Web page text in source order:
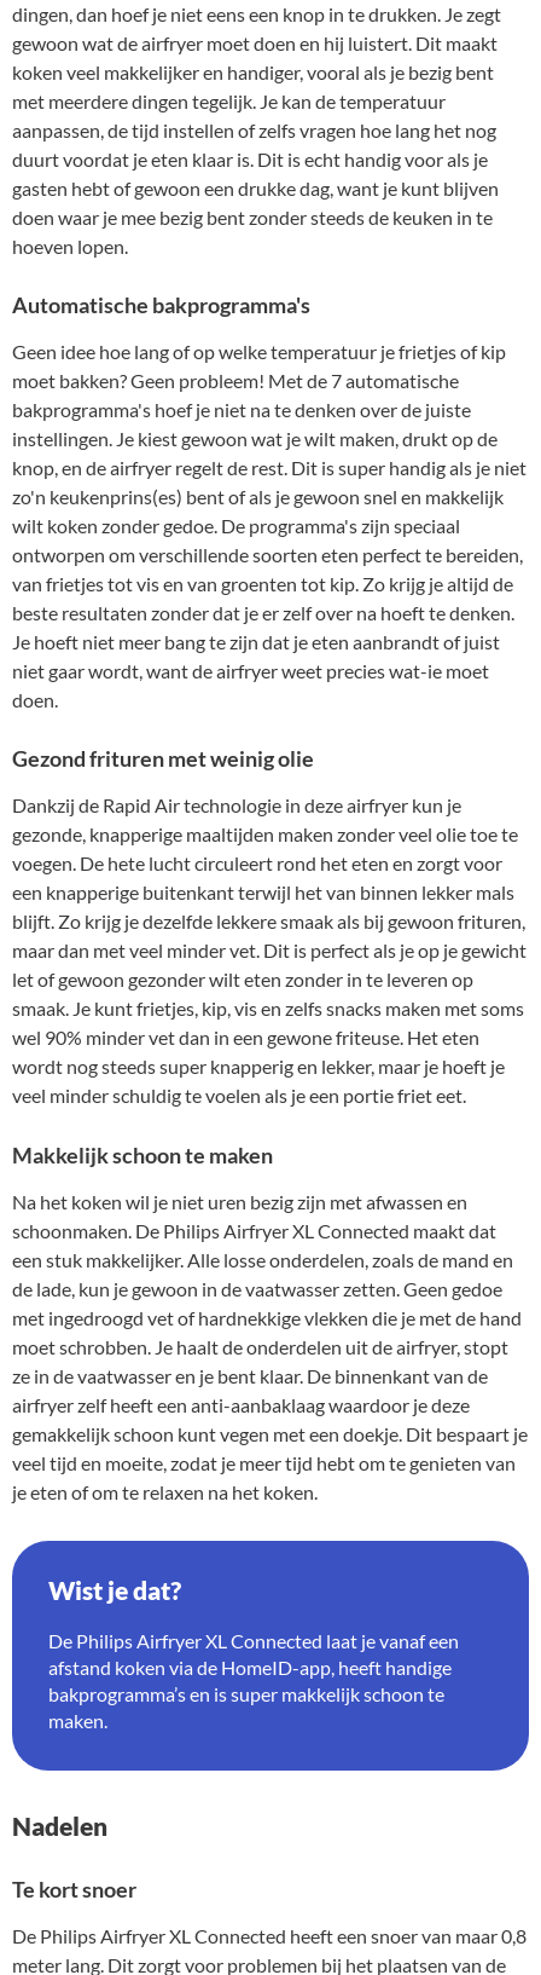
dingen, dan hoef je niet eens een knop in te drukken. Je zegt
gewoon wat de airfryer moet doen en hij luistert. Dit maakt
koken veel makkelijker en handiger, vooral als je bezig bent
met meerdere dingen tegelijk. Je kan de temperatuur
aanpassen, de tijd instellen of zelfs vragen hoe lang het nog
duurt voordat je eten klaar is. Dit is echt handig voor als je
gasten hebt of gewoon een drukke dag, want je kunt blijven
doen waar je mee bezig bent zonder steeds de keuken in te
hoeven lopen.
Automatische bakprogramma's
Geen idee hoe lang of op welke temperatuur je frietjes of kip
moet bakken? Geen probleem! Met de 7 automatische
bakprogramma's hoef je niet na te denken over de juiste
instellingen. Je kiest gewoon wat je wilt maken, drukt op de
knop, en de airfryer regelt de rest. Dit is super handig als je niet
zo'n keukenprins(es) bent of als je gewoon snel en makkelijk
wilt koken zonder gedoe. De programma's zijn speciaal
ontworpen om verschillende soorten eten perfect te bereiden,
van frietjes tot vis en van groenten tot kip. Zo krijg je altijd de
beste resultaten zonder dat je er zelf over na hoeft te denken.
Je hoeft niet meer bang te zijn dat je eten aanbrandt of juist
niet gaar wordt, want de airfryer weet precies wat-ie moet
doen.
Gezond frituren met weinig olie
Dankzij de Rapid Air technologie in deze airfryer kun je
gezonde, knapperige maaltijden maken zonder veel olie toe te
voegen. De hete lucht circuleert rond het eten en zorgt voor
een knapperige buitenkant terwijl het van binnen lekker mals
blijft. Zo krijg je dezelfde lekkere smaak als bij gewoon frituren,
maar dan met veel minder vet. Dit is perfect als je op je gewicht
let of gewoon gezonder wilt eten zonder in te leveren op
smaak. Je kunt frietjes, kip, vis en zelfs snacks maken met soms
wel 90% minder vet dan in een gewone friteuse. Het eten
wordt nog steeds super knapperig en lekker, maar je hoeft je
veel minder schuldig te voelen als je een portie friet eet.
Makkelijk schoon te maken
Na het koken wil je niet uren bezig zijn met afwassen en
schoonmaken. De Philips Airfryer XL Connected maakt dat
een stuk makkelijker. Alle losse onderdelen, zoals de mand en
de lade, kun je gewoon in de vaatwasser zetten. Geen gedoe
met ingedroogd vet of hardnekkige vlekken die je met de hand
moet schrobben. Je haalt de onderdelen uit de airfryer, stopt
ze in de vaatwasser en je bent klaar. De binnenkant van de
airfryer zelf heeft een anti-aanbaklaag waardoor je deze
gemakkelijk schoon kunt vegen met een doekje. Dit bespaart je
veel tijd en moeite, zodat je meer tijd hebt om te genieten van
je eten of om te relaxen na het koken.
Wist je dat?
De Philips Airfryer XL Connected laat je vanaf een
afstand koken via de HomeID-app, heeft handige
bakprogramma’s en is super makkelijk schoon te
maken.
Nadelen
Te kort snoer
De Philips Airfryer XL Connected heeft een snoer van maar 0,8
meter lang. Dit zorgt voor problemen bij het plaatsen van de